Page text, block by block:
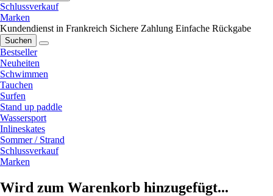
Schlussverkauf
Marken
Kundendienst in Frankreich Sichere Zahlung Einfache Rückgabe
Suchen
Bestseller
Neuheiten
Schwimmen
Tauchen
Surfen
Stand up paddle
Wassersport
Inlineskates
Sommer / Strand
Schlussverkauf
Marken
Wird zum Warenkorb hinzugefügt...